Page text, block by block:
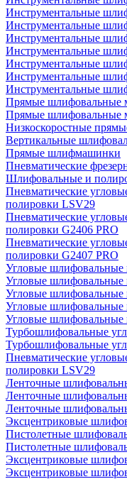
Инструментальные
Инструментальные
Инструментальные
Инструментальные
Инструментальные
Инструментальные
Инструментальные
Прямые шлифовальные
Прямые шлифовальные
Низкоскоростные
Вертикальные
Прямые шлифмашинки
Пневматические
Шлифовальные и
Пневматические
полировки LSV29
Пневматические
полировки G2406 PRO
Пневматические
полировки G2407 PRO
Угловые
Угловые
Угловые
Угловые
Угловые
Турбошлифовальные
Турбошлифовальные
Пневматические
полировки LSV29
Ленточные
Ленточные
Ленточные
Эксцентриковые
Пистолетные
Пистолетные
Эксцентриковые
Эксцентриковые